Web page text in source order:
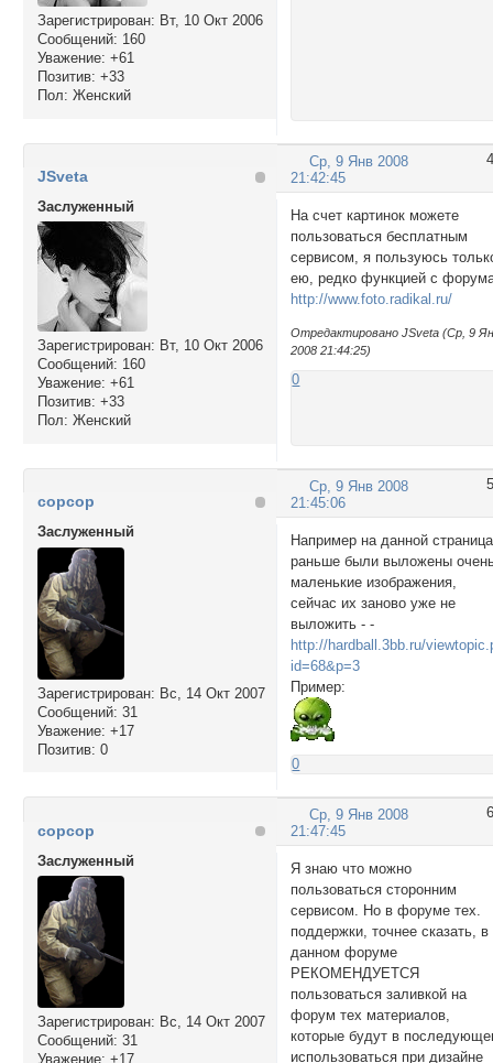
Зарегистрирован: Вт, 10 Окт 2006
Сообщений: 160
Уважение: +61
Позитив: +33
Пол: Женский
4
Ср, 9 Янв 2008
21:42:45
JSveta
Заслуженный
Зарегистрирован: Вт, 10 Окт 2006
Сообщений: 160
Уважение: +61
Позитив: +33
Пол: Женский
На счет картинок можете
пользоваться бесплатным
сервисом, я пользуюсь
ею, редко функцией с
http://www.foto.radikal.ru/
Отредактировано JSveta (Ср, 9
2008 21:44:25)
0
5
Ср, 9 Янв 2008
21:45:06
copcop
Заслуженный
Зарегистрирован: Вс, 14 Окт 2007
Сообщений: 31
Уважение: +17
Позитив: 0
Например на данной
раньше были выложены
маленькие изображения,
сейчас их заново уже не
выложить - -
http://hardball.3bb.ru/
id=68&p=3
Пример:
0
6
Ср, 9 Янв 2008
21:47:45
copcop
Заслуженный
Зарегистрирован: Вс, 14 Окт 2007
Сообщений: 31
Уважение: +17
Я знаю что можно
пользоваться сторонним
сервисом. Но в форуме тех.
поддержки, точнее сказать, в
данном форуме
РЕКОМЕНДУЕТСЯ
пользоваться заливкой на
форум тех материалов,
которые будут в
использоваться при дизайне